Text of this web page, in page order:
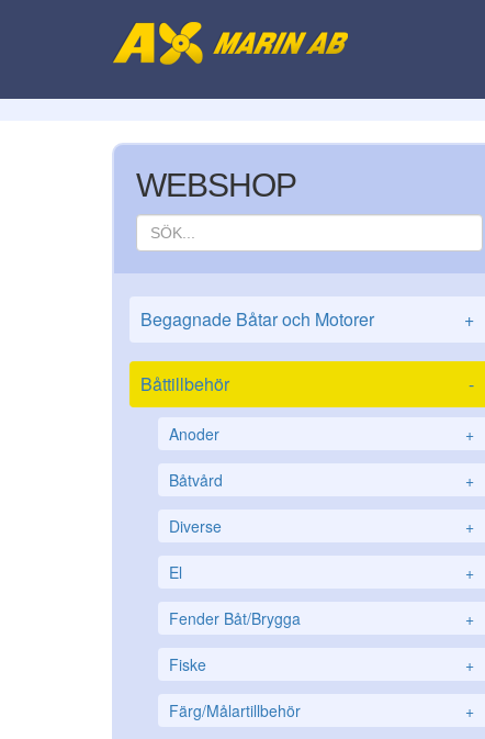
WEBSHOP
Begagnade Båtar och Motorer +
Båttillbehör -
Anoder +
Båtvård +
Diverse +
El +
Fender Båt/Brygga +
Fiske +
Färg/Målartillbehör +